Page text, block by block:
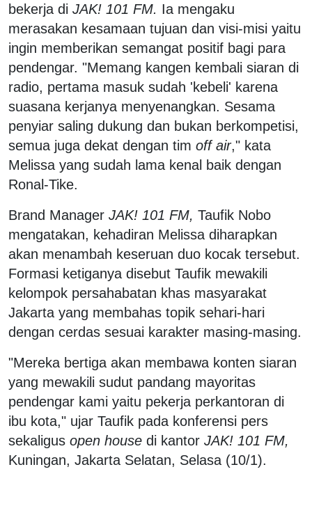
bekerja di JAK! 101 FM. Ia mengaku
merasakan kesamaan tujuan dan visi-misi yaitu
ingin memberikan semangat positif bagi para
pendengar. "Memang kangen kembali siaran di
radio, pertama masuk sudah 'kebeli' karena
suasana kerjanya menyenangkan. Sesama
penyiar saling dukung dan bukan berkompetisi,
semua juga dekat dengan tim off air," kata
Melissa yang sudah lama kenal baik dengan
Ronal-Tike.
Brand Manager JAK! 101 FM, Taufik Nobo
mengatakan, kehadiran Melissa diharapkan
akan menambah keseruan duo kocak tersebut.
Formasi ketiganya disebut Taufik mewakili
kelompok persahabatan khas masyarakat
Jakarta yang membahas topik sehari-hari
dengan cerdas sesuai karakter masing-masing.
"Mereka bertiga akan membawa konten siaran
yang mewakili sudut pandang mayoritas
pendengar kami yaitu pekerja perkantoran di
ibu kota," ujar Taufik pada konferensi pers
sekaligus open house di kantor JAK! 101 FM,
Kuningan, Jakarta Selatan, Selasa (10/1).